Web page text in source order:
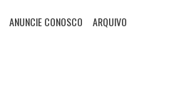
ANUNCIE CONOSCO ARQUIVO